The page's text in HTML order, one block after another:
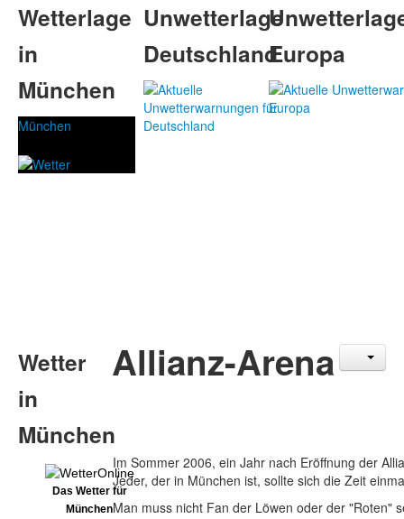
Wetterlage
in
München
München
Unwetterlage
DeutschlandEuropa
Wetter
in
München
Das Wetter für
München
Allianz-Arena
Im Sommer 2006, ein Jahr nach Eröffnung der
Jeder, der in München ist, sollte sich die Zeit
Man muss nicht Fan der Löwen oder der "Roten"